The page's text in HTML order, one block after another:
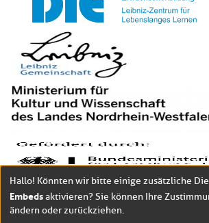
Hallo! Könnten wir bitte einige zusätzliche
Embedsaktivieren? Sie können Ihre
ändern oder zurückziehen.